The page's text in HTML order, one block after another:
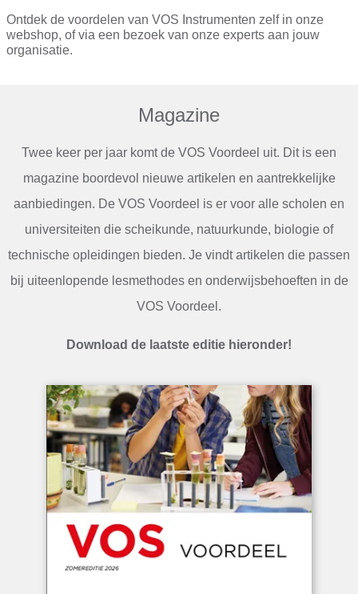
Ontdek de voordelen van VOS Instrumenten zelf in onze
webshop, of via een bezoek van onze experts aan jouw
organisatie.
Magazine
Twee keer per jaar komt de VOS Voordeel uit. Dit is een
magazine boordevol nieuwe artikelen en aantrekkelijke
aanbiedingen. De VOS Voordeel is er voor alle scholen en
universiteiten die scheikunde, natuurkunde, biologie of
technische opleidingen bieden. Je vindt artikelen die passen
bij uiteenlopende lesmethodes en onderwijsbehoeften in de
VOS Voordeel.
Download de laatste editie hieronder!